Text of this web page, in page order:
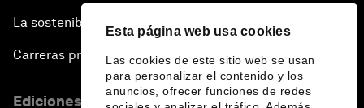
Esta página web usa cookies
Las cookies de este sitio web se usan
para personalizar el contenido y los
anuncios, ofrecer funciones de redes
La sostenibilidad en el Foro
Carreras profesionales
Ediciones en otros idiomas